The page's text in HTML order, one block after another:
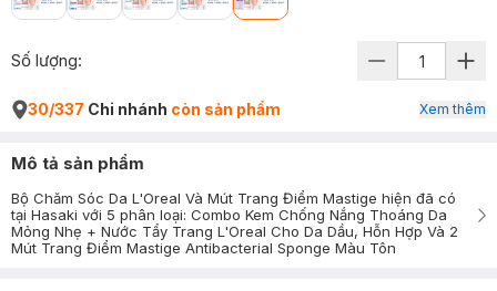
Số lượng:
30/337 Chi nhánh còn sản phẩm Xem thêm
Mô tả sản phẩm
Bộ Chăm Sóc Da L'Oreal Và Mút Trang Điểm Mastige hiện đã có
tại Hasaki với 5 phân loại: Combo Kem Chống Nắng Thoáng Da
Mỏng Nhẹ + Nước Tẩy Trang L'Oreal Cho Da Dầu, Hỗn Hợp Và 2
Mút Trang Điểm Mastige Antibacterial Sponge Màu Tôn